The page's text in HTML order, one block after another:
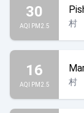
30
AQI PM2.5 村
16
AQI PM2.5 村